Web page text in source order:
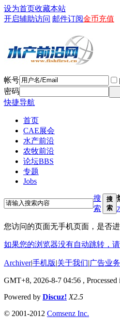
设为首页收藏本站
开启辅助访问 邮件订阅金币充值
帐号
密码
快捷导航
首页
CAE展会
水产前沿
农牧前沿
论坛BBS
专题
Jobs
搜
索
搜
索
您访问的页面无手机页面，是否
如果您的浏览器没有自动跳转，
Archiver|手机版|关于我们|广告业务
GMT+8, 2026-8-7 04:56 ,
Powered by Discuz! X2.5
© 2001-2012 Comsenz Inc.